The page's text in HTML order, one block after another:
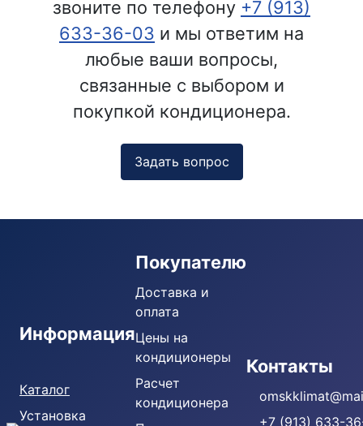
звоните по телефону +7 (913)
633-36-03 и мы ответим на
любые ваши вопросы,
связанные с выбором и
покупкой кондиционера.
Задать вопрос
Информация
Каталог
Установка
Покупателю
Доставка и
оплата
Цены на
кондиционеры
Расчет
кондиционера
Контакты
+7 (913) 633-